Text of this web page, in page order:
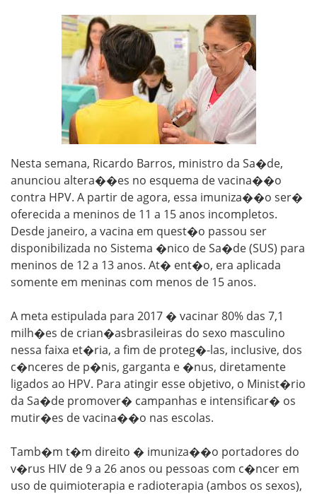
Nesta semana, Ricardo Barros, ministro da Sa�de,
anunciou altera��es no esquema de vacina��o
contra HPV. A partir de agora, essa imuniza��o ser�
oferecida a meninos de 11 a 15 anos incompletos.
Desde janeiro, a vacina em quest�o passou ser
disponibilizada no Sistema �nico de Sa�de (SUS) para
meninos de 12 a 13 anos. At� ent�o, era aplicada
somente em meninas com menos de 15 anos.
A meta estipulada para 2017 � vacinar 80% das 7,1
milh�es de crian�asbrasileiras do sexo masculino
nessa faixa et�ria, a fim de proteg�-las, inclusive, dos
c�nceres de p�nis, garganta e �nus, diretamente
ligados ao HPV. Para atingir esse objetivo, o Minist�rio
da Sa�de promover� campanhas e intensificar� os
mutir�es de vacina��o nas escolas.
Tamb�m t�m direito � imuniza��o portadores do
v�rus HIV de 9 a 26 anos ou pessoas com c�ncer em
uso de quimioterapia e radioterapia (ambos os sexos),